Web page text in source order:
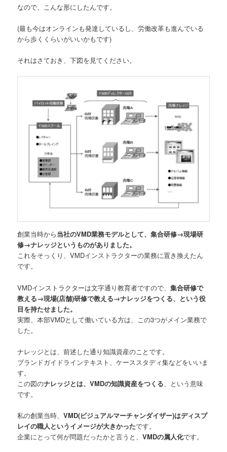
なので、こんな形にしたんです。
(最も今はオンラインも発達しているし、労働改革も進んでいる
から歩くくらいがいいかもです)
それはさておき、下図を見てください。
創業当時から当社のVMD業務モデルとして、集合研修→現場研
修→ナレッジというものがありました。
これをそっくり、VMDインストラクターの業務に置き換えたん
です。
VMDインストラクターは文字通り教育者ですので、集合研修で
教える→現場(店舗)研修で教える→ナレッジをつくる、という役
目を持たせました。
実際、本部VMDとして働いている方は、この3つがメイン業務で
した。
ナレッジとは、前述した通り知識資産のことです。
ブランドガイドラインテキスト、ケーススタディ集などをいいま
す。
この図のナレッジとは、VMDの知識資産をつくる 、という意味
です。
私の創業当時、VMD(ビジュアルマーチャンダイザー)はディスプ
レイの職人というイメージが大きかったです。
企業にとって何が問題だったかと言うと、VMDの属人化です。